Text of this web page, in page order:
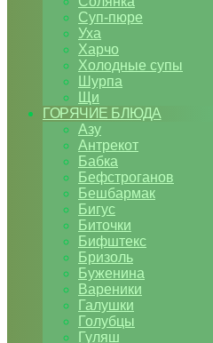
Суп-пюре
Уха
Харчо
Холодные супы
Шурпа
Щи
ГОРЯЧИЕ БЛЮДА
Азу
Антрекот
Бабка
Бефстроганов
Бешбармак
Бигус
Биточки
Бифштекс
Бризоль
Буженина
Вареники
Галушки
Голубцы
Гуляш